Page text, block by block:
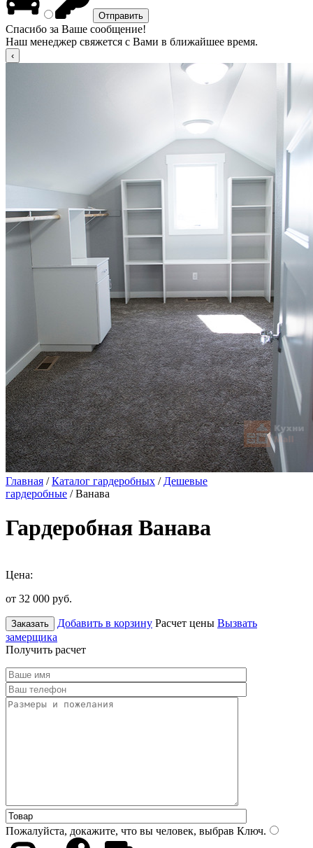
Спасибо за Ваше сообщение!
Наш менеджер свяжется с Вами в ближайшее время.
Главная /Каталог гардеробных / Дешевые
гардеробные / Ванава
Гардеробная Ванава
Цена:
от 32 000 руб.
Заказать Добавить в корзину Расчет цены Вызвать
замерщика
Получить расчет
Пожалуйста, докажите, что вы человек, выбрав Ключ.